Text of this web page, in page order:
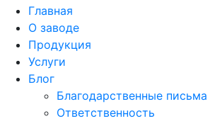
Главная
О заводе
Продукция
Услуги
Блог
Благодарственные письма
Ответственность